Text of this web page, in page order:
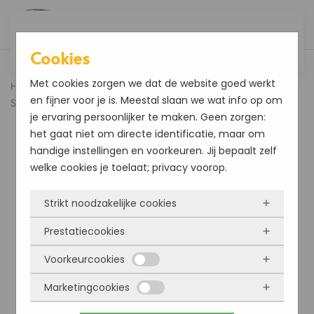
Home Voordeelsets
Mer Original Voordeelset
Supershampoo
Cookies
Met cookies zorgen we dat de website goed werkt
en fijner voor je is. Meestal slaan we wat info op om
je ervaring persoonlijker te maken. Geen zorgen:
het gaat niet om directe identificatie, maar om
handige instellingen en voorkeuren. Jij bepaalt zelf
welke cookies je toelaat; privacy voorop.
Strikt noodzakelijke cookies
Deze cookies zorgen ervoor dat de website
überhaupt werkt. Ze zijn dus altijd actief en
kunnen niet worden uitgezet. Meestal worden
ze alleen geplaatst als jij iets doet, zoals
inloggen, een formulier invullen of je
Prestatiecookies
Met deze cookies zien we hoe vaak onze site
bezocht wordt, waar bezoekers vandaan
komen en welke pagina’s populair zijn. Zo
Voorkeurcookies
Deze cookies onthouden jouw voorkeuren.
Marketingcookies